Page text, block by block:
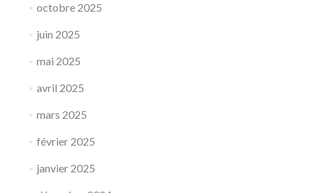
octobre 2025
juin 2025
mai 2025
avril 2025
mars 2025
février 2025
janvier 2025